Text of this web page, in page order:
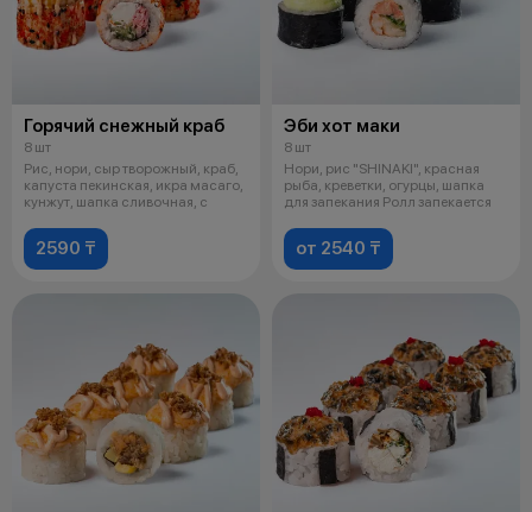
Горячий снежный краб
8 шт
Рис, нори, сыр творожный, краб,
капуста пекинская, икра масаго,
кунжут, шапка сливочная, с
2590 ₸
Эби хот маки
8 шт
Нори, рис "SHINAKI", красная
рыба, креветки, огурцы, шапка
для запекания Ролл запекается
от 2540 ₸